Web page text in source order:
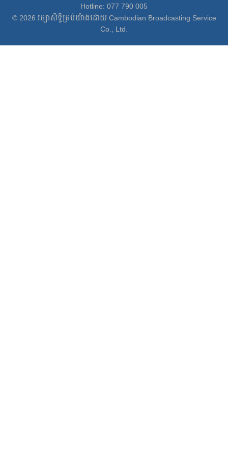
Hotline: 077 790 005
© 2026 រក្សាសិទ្ធិគ្រប់យ៉ាងដោយ Cambodian Broadcasting Service
Co., Ltd.